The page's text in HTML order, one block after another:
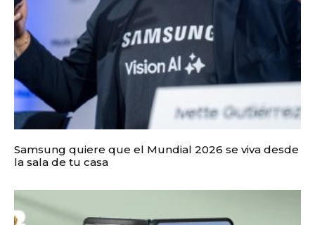
Samsung quiere que el Mundial 2026 se viva desde
la sala de tu casa